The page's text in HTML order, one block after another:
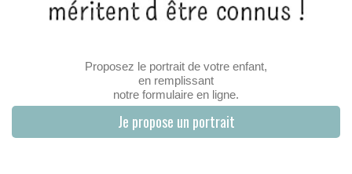
Proposez le portrait de votre enfant,
en remplissant
notre formulaire en ligne.
Je propose un portrait